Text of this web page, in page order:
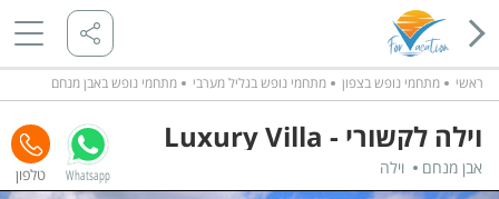
ראשי מתחמי נופש בצפון מתחמי נופש בגליל מערבי מתחמי נופש באבן מנחם
וילה לקשורי - Luxury Villa
אבן מנחם וילה Whatsapp